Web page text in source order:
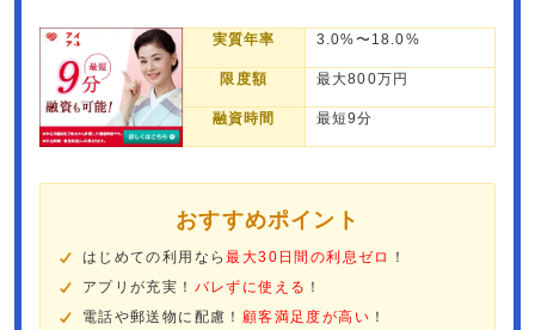
実質年率 3.0%〜18.0%
限度額 最大800万円
融資時間 最短9分
おすすめポイント
はじめての利用なら最大30日間の利息ゼロ
！
アプリが充実！ バレずに使える ！
電話や郵送物に配慮！ 顧客満足度が高い ！